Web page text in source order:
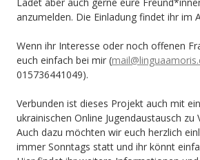
anzumelden. Die Einladung findet ihr im
Wenn ihr Interesse oder noch offenen
euch einfach bei mir (
015736441049).
Verbunden ist dieses Projekt auch mit
ukrainischen Online Jugendaustausch zu
Auch dazu möchten wir euch herzlich
immer Sonntags statt und ihr könnt